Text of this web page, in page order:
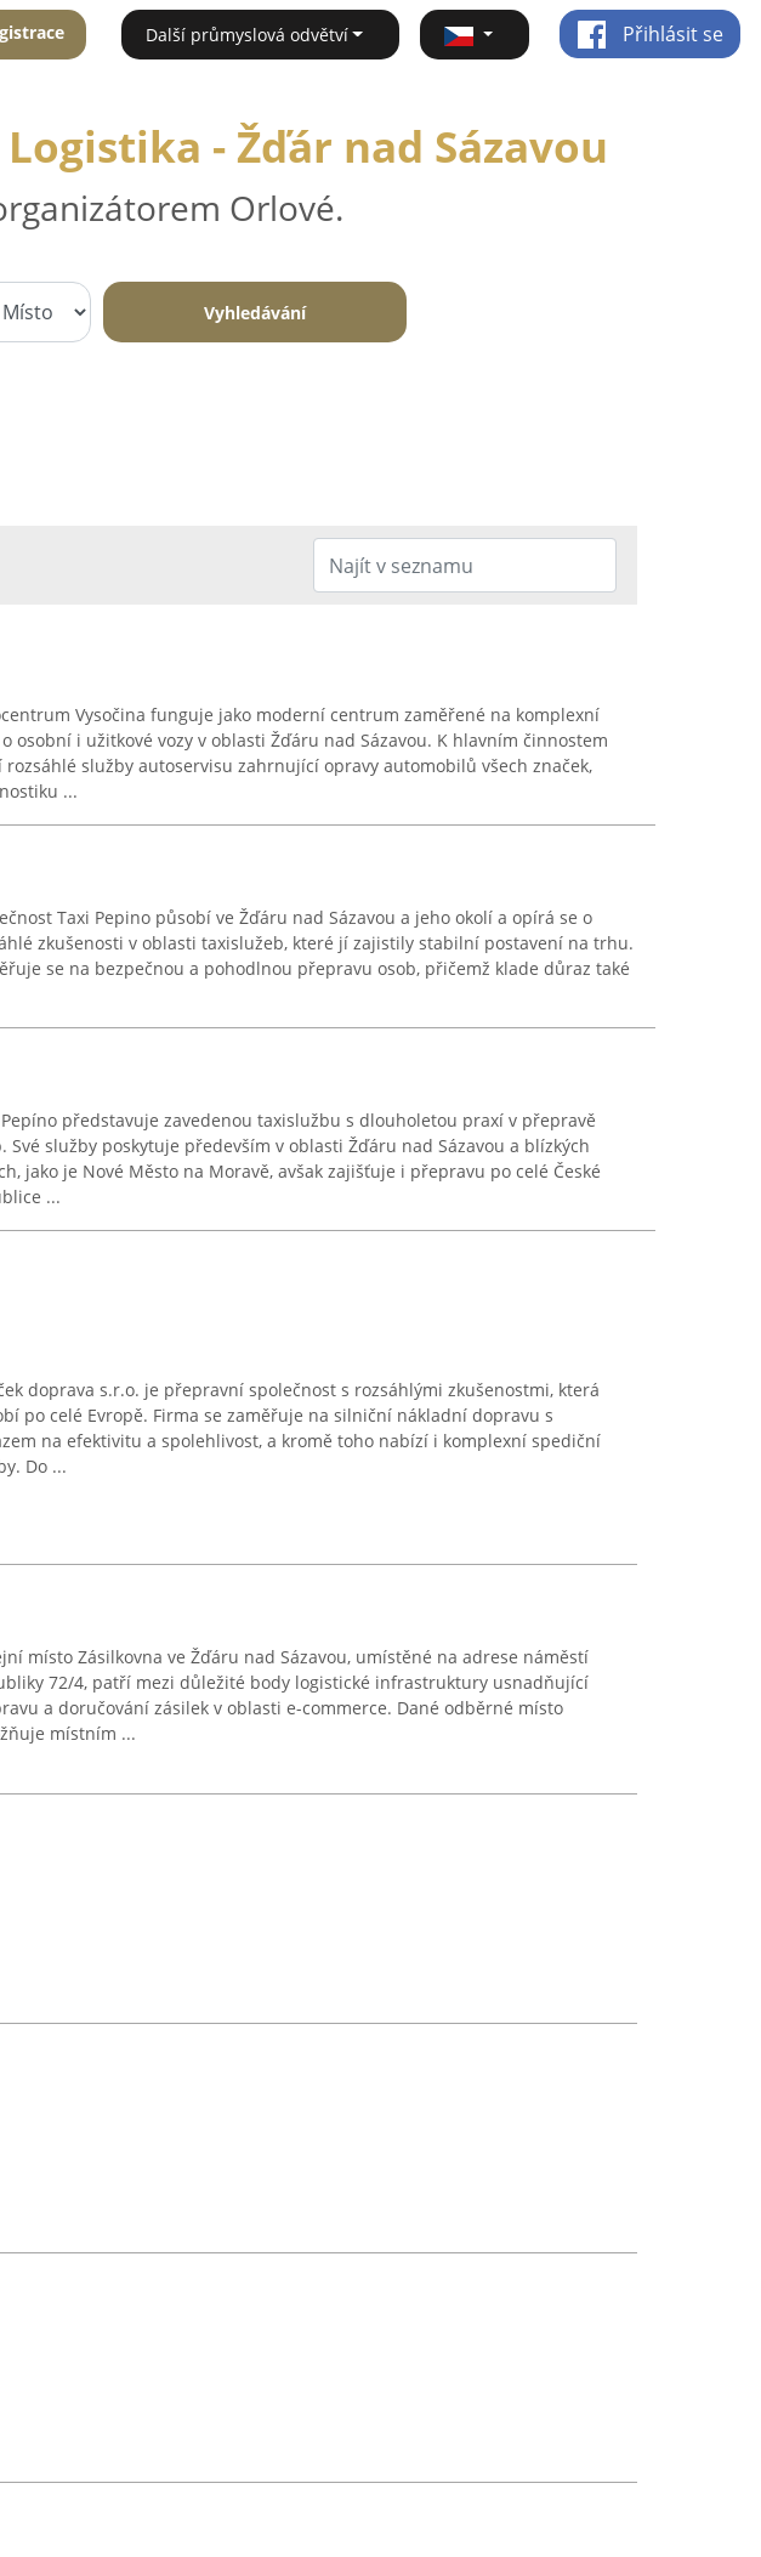
Další průmyslová odvětví Přihlásit se
- Žďár nad Sázavou
Orlové.
Vyhledávání
Vysočina funguje jako moderní centrum zaměřené na komplexní
osobní i užitkové vozy v oblasti Žďáru nad Sázavou. K hlavním činnostem
rozsáhlé služby autoservisu zahrnující opravy automobilů všech značek,
...
Taxi Pepino působí ve Žďáru nad Sázavou a jeho okolí a opírá se o
zkušenosti v oblasti taxislužeb, které jí zajistily stabilní postavení na trhu.
se na bezpečnou a pohodlnou přepravu osob, přičemž klade důraz také
představuje zavedenou taxislužbu s dlouholetou praxí v přepravě
Své služby poskytuje především v oblasti Žďáru nad Sázavou a blízkých
jako je Nové Město na Moravě, avšak zajišťuje i přepravu po celé České
...
doprava s.r.o. je přepravní společnost s rozsáhlými zkušenostmi, která
po celé Evropě. Firma se zaměřuje na silniční nákladní dopravu s
na efektivitu a spolehlivost, a kromě toho nabízí i komplexní spediční
Do ...
místo Zásilkovna ve Žďáru nad Sázavou, umístěné na adrese náměstí
72/4, patří mezi důležité body logistické infrastruktury usnadňující
a doručování zásilek v oblasti e-commerce. Dané odběrné místo
místním ...